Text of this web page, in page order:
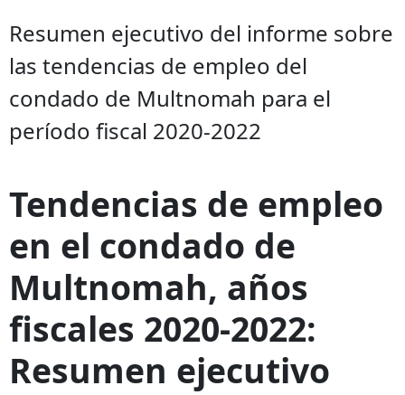
Resumen ejecutivo del informe sobre
las tendencias de empleo del
condado de Multnomah para el
período fiscal 2020-2022
Tendencias de empleo
en el condado de
Multnomah, años
fiscales 2020-2022:
Resumen ejecutivo